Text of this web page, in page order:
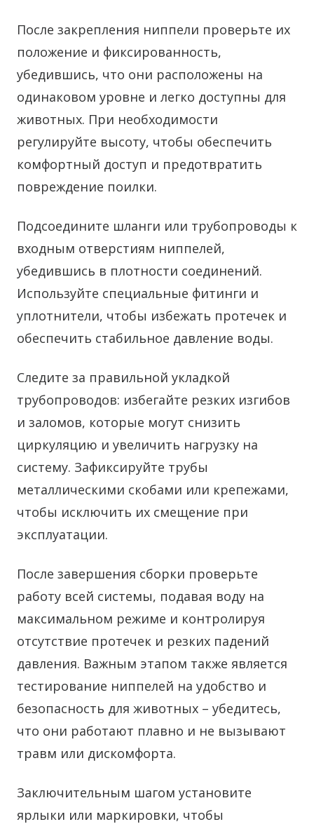
После закрепления ниппели проверьте их
положение и фиксированность,
убедившись, что они расположены на
одинаковом уровне и легко доступны для
животных. При необходимости
регулируйте высоту, чтобы обеспечить
комфортный доступ и предотвратить
повреждение поилки.
Подсоедините шланги или трубопроводы к
входным отверстиям ниппелей,
убедившись в плотности соединений.
Используйте специальные фитинги и
уплотнители, чтобы избежать протечек и
обеспечить стабильное давление воды.
Следите за правильной укладкой
трубопроводов: избегайте резких изгибов
и заломов, которые могут снизить
циркуляцию и увеличить нагрузку на
систему. Зафиксируйте трубы
металлическими скобами или крепежами,
чтобы исключить их смещение при
эксплуатации.
После завершения сборки проверьте
работу всей системы, подавая воду на
максимальном режиме и контролируя
отсутствие протечек и резких падений
давления. Важным этапом также является
тестирование ниппелей на удобство и
безопасность для животных – убедитесь,
что они работают плавно и не вызывают
травм или дискомфорта.
Заключительным шагом установите
ярлыки или маркировки, чтобы